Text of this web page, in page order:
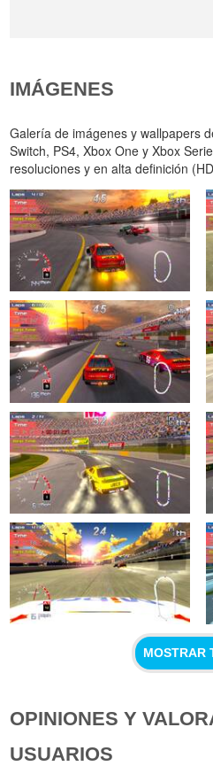
IMÁGENES
Galería de imágenes y wallpapers
Switch, PS4, Xbox One y Xbox
resoluciones y en alta definición
MOSTRAR
OPINIONES Y
USUARIOS